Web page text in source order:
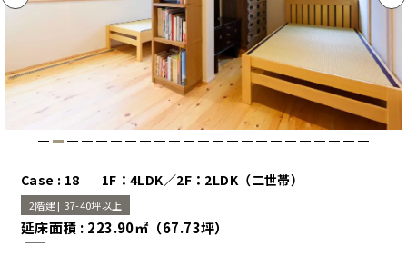
Case : 18 1F：4LDK／2F：2LDK（二世帯）
2階建 | 37-40坪以上
延床面積 : 223.90㎡（67.73坪）